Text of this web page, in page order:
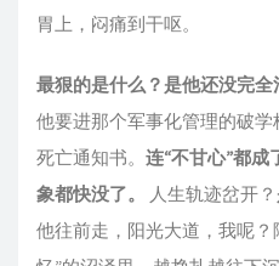
胃上，闷痛到干呕。
最狠的是什么？是他还没完全
他要进那个军事化管理的破
死亡通知书。 连“不甘心”都
象都快没了。
人生轨迹岔开？
他往前走，阳光大道，我呢